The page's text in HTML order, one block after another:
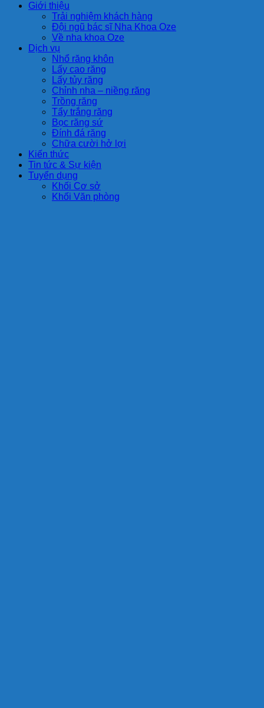
Giới thiệu
Trải nghiệm khách hàng
Đội ngũ bác sĩ Nha Khoa Oze
Về nha khoa Oze
Dịch vụ
Nhổ răng khôn
Lấy cao răng
Lấy tủy răng
Chỉnh nha – niềng răng
Trồng răng
Tẩy trắng răng
Bọc răng sứ
Đính đá răng
Chữa cười hở lợi
Kiến thức
Tin tức & Sự kiện
Tuyển dụng
Khối Cơ sở
Khối Văn phòng